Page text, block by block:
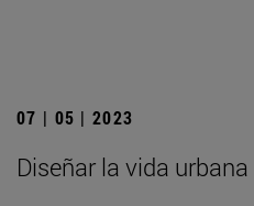
07 | 05 | 2023
Diseñar la vida urbana